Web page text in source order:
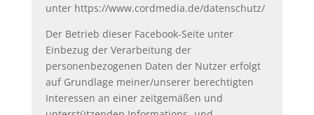
unter https://www.cordmedia.de/datenschutz/
Der Betrieb dieser Facebook-Seite unter
Einbezug der Verarbeitung der
personenbezogenen Daten der Nutzer erfolgt
auf Grundlage meiner/unserer berechtigten
Interessen an einer zeitgemäßen und